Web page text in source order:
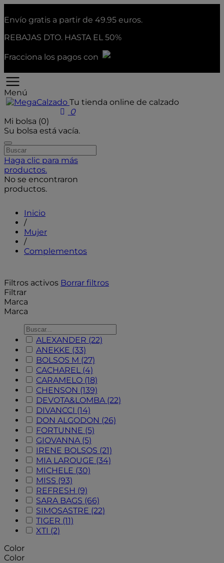
Envío gratis a partir de 49.95 euros.
REBAJAS DTO. HASTA EL 50%
Fracciona los pagos con
Menú
Tu tienda online de calzado
0
Mi bolsa (0)
Su bolsa está vacía.
Haga clic para más
productos.
No se encontraron
productos.
Inicio
/
Mujer
/
Complementos
Filtros activos Borrar filtros
Filtrar
Marca
Marca
ALEXANDER (22)
ANEKKE (33)
BOLSOS M (27)
CACHAREL (4)
CARAMELO (18)
CHENSON (139)
DEVOTA&LOMBA (22)
DIVANCCI (14)
DON ALGODON (26)
FORTUNNE (5)
GIOVANNA (5)
IRENE BOLSOS (21)
MIA LAROUGE (34)
MICHELE (30)
MISS (93)
REFRESH (9)
SARA BAGS (66)
SIMOSASTRE (22)
TIGER (11)
XTI (2)
Color
Color